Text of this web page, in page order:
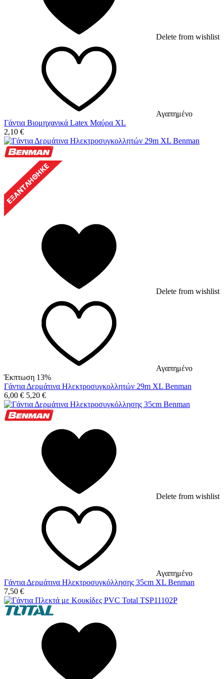
Delete from wishlist
Αγαπημένο
Γάντια Βιομηχανικά Latex Μαύρα XL
2,10 €
Delete from wishlist
Αγαπημένο
Έκπτωση 13%
Γάντια Δερμάτινα Ηλεκτροσυγκολλητών 29m XL Benman
6,00 € 5,20 €
Delete from wishlist
Αγαπημένο
Γάντια Δερμάτινα Ηλεκτροσυγκόλλησης 35cm XL Benman
7,50 €